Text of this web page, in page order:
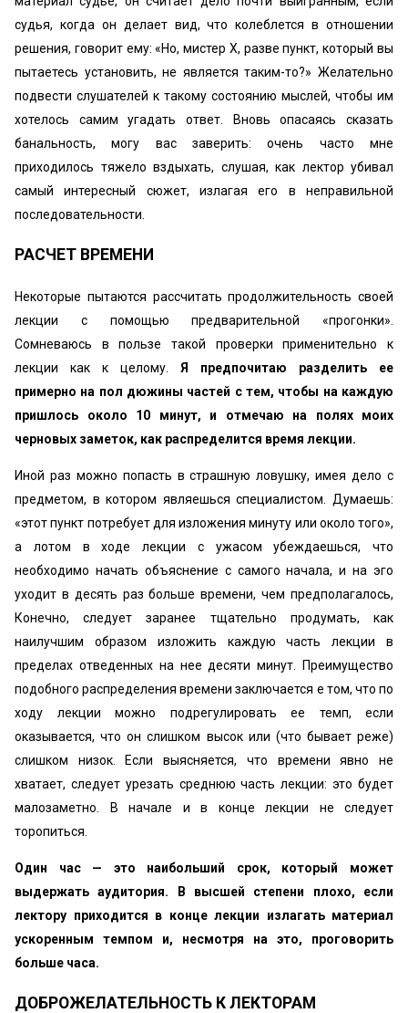
судья, когда он делает вид, что колеблется в отношении
решения, говорит ему: «Но, мистер X, разве пункт, который вы
пытаетесь установить, не является таким-то?» Желательно
подвести слушателей к такому состоянию мыслей, чтобы им
хотелось самим угадать ответ. Вновь опасаясь сказать
банальность, могу вас заверить: очень часто мне
приходилось тяжело вздыхать, слушая, как лектор убивал
самый интересный сюжет, излагая его в неправильной
последовательности.
РАСЧЕТ ВРЕМЕНИ
Некоторые пытаются рассчитать продолжительность своей
лекции с помощью предварительной «прогонки».
Сомневаюсь в пользе такой проверки применительно к
лекции как к целому. Я предпочитаю разделить ее
примерно на пол дюжины частей с тем, чтобы на каждую
пришлось около 10 минут, и отмечаю на полях моих
черновых заметок, как распределится время лекции.
Иной раз можно попасть в страшную ловушку, имея дело с
предметом, в котором являешься специалистом. Думаешь:
«этот пункт потребует для изложения минуту или около того»,
а лотом в ходе лекции с ужасом убеждаешься, что
необходимо начать объяснение с самого начала, и на эго
уходит в десять раз больше времени, чем предполагалось,
Конечно, следует заранее тщательно продумать, как
наилучшим образом изложить каждую часть лекции в
пределах отведенных на нее десяти минут. Преимущество
подобного распределения времени заключается е том, что по
ходу лекции можно подрегулировать ее темп, если
оказывается, что он слишком высок или (что бывает реже)
слишком низок. Если выясняется, что времени явно не
хватает, следует урезать среднюю часть лекции: это будет
малозаметно. В начале и в конце лекции не следует
торопиться.
Один час — это наибольший срок, который может
выдержать аудитория. В высшей степени плохо, если
лектору приходится в конце лекции излагать материал
ускоренным темпом и, несмотря на это, проговорить
больше часа.
ДОБРОЖЕЛАТЕЛЬНОСТЬ К ЛЕКТОРАМ